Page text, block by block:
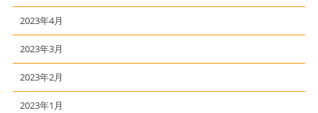
2023年4月
2023年3月
2023年2月
2023年1月